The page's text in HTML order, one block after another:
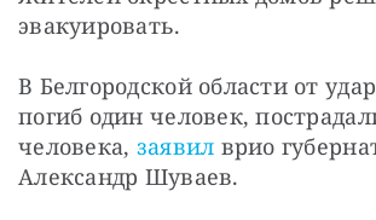
эвакуировать.
В Белгородской области от
погиб один человек,
человека, заявил врио
Александр Шуваев.